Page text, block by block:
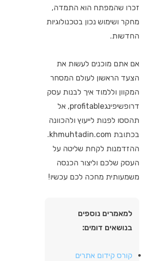
זכרו שהמפתח הוא התמדה,
מחקר ושימוש נכון בטכנולוגיות
החדשות.
אם אתם מוכנים לעשות את
הצעד הראשון לעולם המסחר
המקוון וללמוד איך לבנות עסק
דרופשיפינגprofitable, אל
תהססו לפנות לייעוץ ולהכוונה
בכתובת khmuhtadin.com.
ההזדמנות לקחת שליטה על
העסק שלכם וליצור הכנסה
משמעותית מחכה לכם עכשיו!
למאמרים נוספים
בנושאים דומים:
קורס קידום אתרים